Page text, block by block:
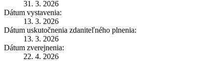
31. 3. 2026
Dátum vystavenia:
13. 3. 2026
Dátum uskutočnenia zdaniteľného plnenia:
13. 3. 2026
Dátum zverejnenia:
22. 4. 2026